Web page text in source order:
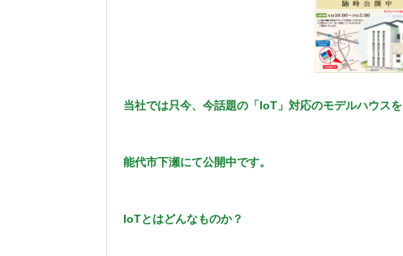
当社では只今、今話題の「IoT」対応のモデルハウスを
能代市下瀬にて公開中です。
IoTとはどんなものか？